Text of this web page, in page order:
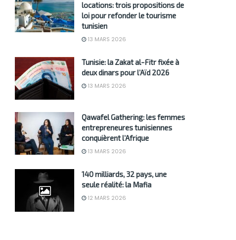
locations: trois propositions de
loi pour refonder le tourisme
tunisien
13 MARS 2026
Tunisie: la Zakat al-Fitr fixée à
deux dinars pour l’Aïd 2026
13 MARS 2026
Qawafel Gathering: les femmes
entrepreneures tunisiennes
conquièrent l’Afrique
13 MARS 2026
140 milliards, 32 pays, une
seule réalité: la Mafia
12 MARS 2026